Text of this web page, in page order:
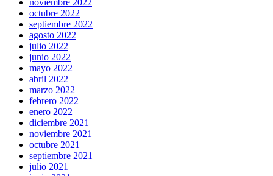
noviembre 2022
octubre 2022
septiembre 2022
agosto 2022
julio 2022
junio 2022
mayo 2022
abril 2022
marzo 2022
febrero 2022
enero 2022
diciembre 2021
noviembre 2021
octubre 2021
septiembre 2021
julio 2021